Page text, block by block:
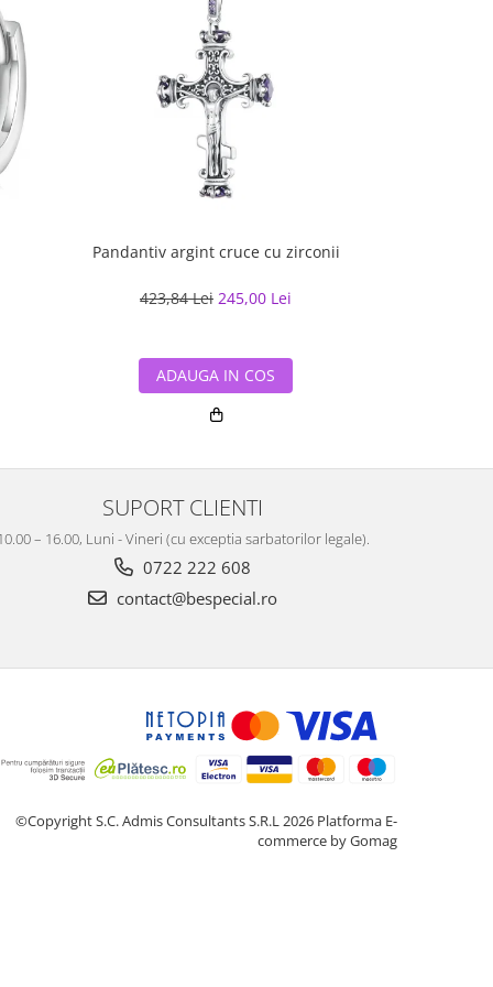
Pandantiv argint cruce cu zirconii
423,84 Lei 245,00 Lei
ADAUGA IN COS
SUPORT CLIENTI
– 16.00, Luni - Vineri (cu exceptia sarbatorilor legale).
0722 222 608
contact@bespecial.ro
©Copyright S.C. Admis Consultants S.R.L 2026 Platforma E-
commerce by Gomag